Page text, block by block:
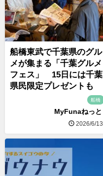
船橋東武で千葉県のグル
メが集まる「千葉グルメ
フェス」 15日には千葉
県民限定プレゼントも
船橋
MyFunaねっと
2026/6/13